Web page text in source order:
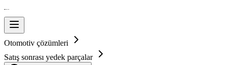
Otomotiv çözümleri
Satış sonrası yedek parçalar